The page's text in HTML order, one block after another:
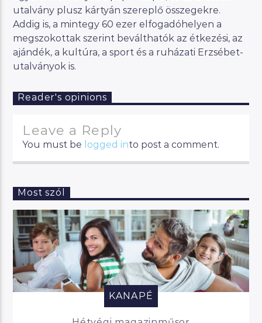
utalvány plusz kártyán szereplő összegekre.
Addig is, a mintegy 60 ezer elfogadóhelyen a
megszokottak szerint beválthatók az étkezési, az
ajándék, a kultúra, a sport és a ruházati Erzsébet-
utalványok is.
Reader's opinions
Leave a Reply
You must be logged into post a comment.
Most szól
KANAPÉ